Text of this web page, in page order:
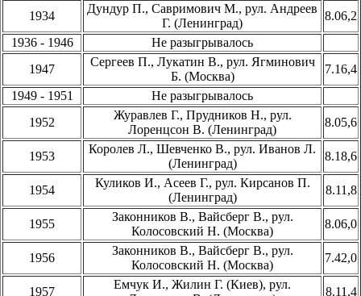
1934
Дундур П., Савримович М., рул. Андреев
Г. (Ленинград)
8.06,2
1936 - 1946
Не разыгрывалось
1947
Сергеев П., Лукатин В., рул. Ягминович
Б. (Москва)
7.16,4
1949 - 1951
Не разыгрывалось
1952
Журавлев Г., Прудников Н., рул.
Лоренцсон В. (Ленинград)
8.05,6
1953
Королев Л., Шевченко В., рул. Иванов Л.
(Ленинград)
8.18,6
1954
Куликов И., Асеев Г., рул. Кирсанов П.
(Ленинград)
8.11,8
1955
Законников В., Вайсберг В., рул.
Колосовский Н. (Москва)
8.06,0
1956
Законников В., Вайсберг В., рул.
Колосовский Н. (Москва)
7.42,0
1957
Емчук И., Жилин Г. (Киев), рул.
8.11,4